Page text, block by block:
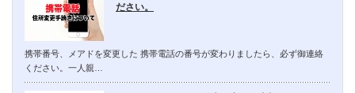
ださい。
携帯番号、メアドを変更した 携帯電話の番号が変わりましたら、必ず御連絡
ください。一人親…